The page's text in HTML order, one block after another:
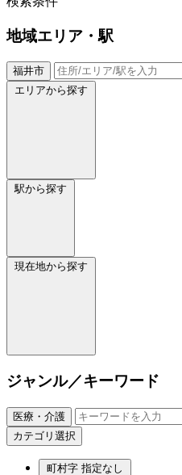
地域エリア・駅
福井市
エリアから探す
駅から探す
現在地から探す
ジャンル／キーワード
医療・介護
カテゴリ選択
町村字 指定なし